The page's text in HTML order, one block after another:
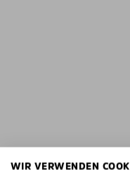
WIR VERWENDEN